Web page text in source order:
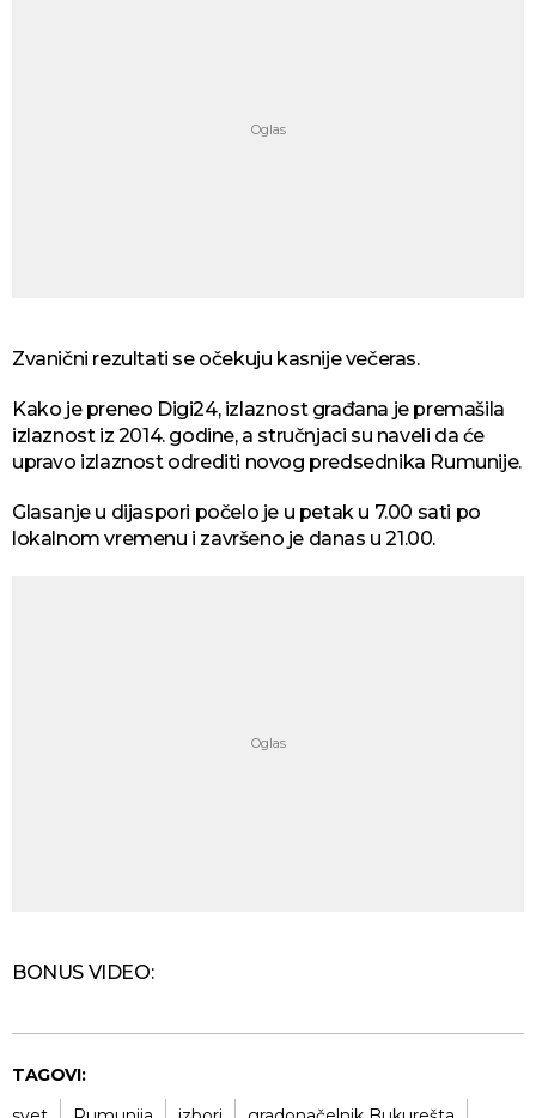
Zvanični rezultati se očekuju kasnije večeras.
Kako je preneo Digi24, izlaznost građana je premašila
izlaznost iz 2014. godine, a stručnjaci su naveli da će
upravo izlaznost odrediti novog predsednika Rumunije.
Glasanje u dijaspori počelo je u petak u 7.00 sati po
lokalnom vremenu i završeno je danas u 21.00.
BONUS VIDEO:
TAGOVI: